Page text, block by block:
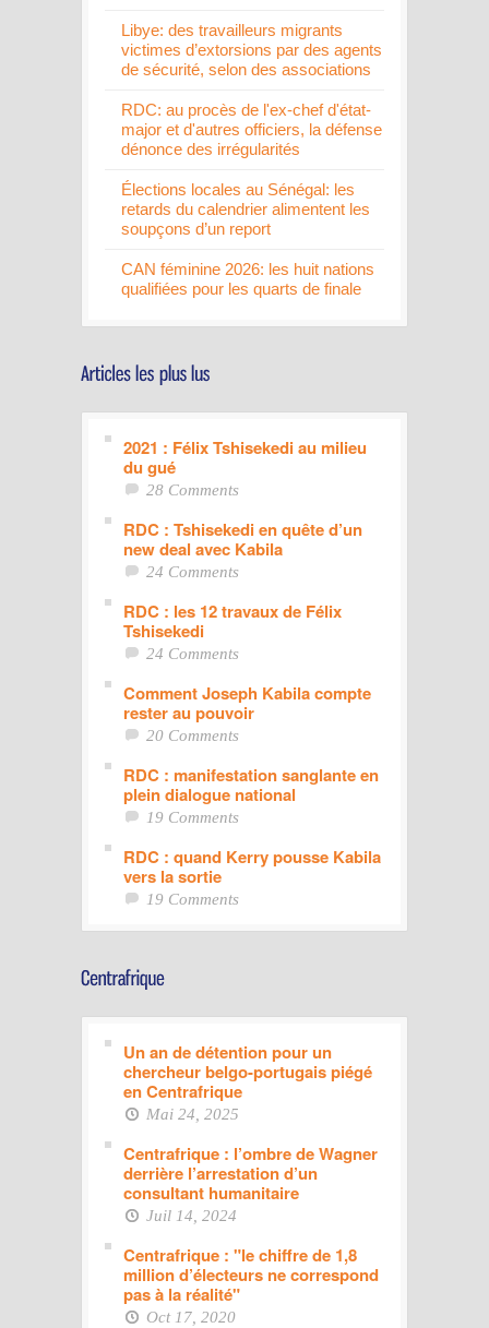
Libye: des travailleurs migrants
victimes d’extorsions par des agents
de sécurité, selon des associations
RDC: au procès de l'ex-chef d'état-
major et d'autres officiers, la défense
dénonce des irrégularités
Élections locales au Sénégal: les
retards du calendrier alimentent les
soupçons d’un report
CAN féminine 2026: les huit nations
qualifiées pour les quarts de finale
2021 : Félix Tshisekedi au milieu
du gué
28 Comments
RDC : Tshisekedi en quête d’un
new deal avec Kabila
24 Comments
RDC : les 12 travaux de Félix
Tshisekedi
24 Comments
Comment Joseph Kabila compte
rester au pouvoir
20 Comments
RDC : manifestation sanglante en
plein dialogue national
19 Comments
RDC : quand Kerry pousse Kabila
vers la sortie
19 Comments
Un an de détention pour un
chercheur belgo-portugais piégé
en Centrafrique
Mai 24, 2025
Centrafrique : l’ombre de Wagner
derrière l’arrestation d’un
consultant humanitaire
Juil 14, 2024
Centrafrique : "le chiffre de 1,8
million d’électeurs ne correspond
pas à la réalité"
Oct 17, 2020